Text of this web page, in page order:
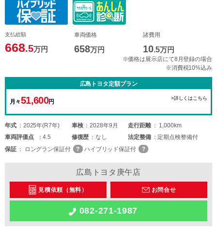
支払総額
668.5万円
車両価格
658万円
諸費用
10.5万円
※価格は展示店にて8月登録の場合
※消費税10%込み
広島トヨタ定額プラン
月々51,600円
>詳しくはこちら
年式 2025年(R7年) 車検 2028年9月 走行距離
1,000km
車両評価点 4.5 修復歴 なし 法定整備
定期点検整備付
保証
ロングラン保証付 ハイブリッド保証付
広島トヨタ庚午店
見積依頼（無料） お問合せ
082-271-1987